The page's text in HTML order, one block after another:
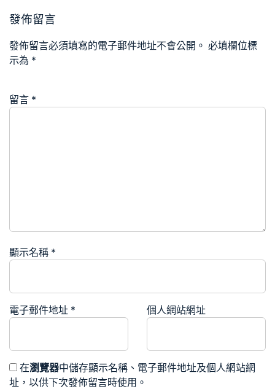
發佈留言
發佈留言必須填寫的電子郵件地址不會公開。 必填欄位標
示為 *
留言 *
顯示名稱 *
電子郵件地址 * 個人網站網址
在瀏覽器中儲存顯示名稱、電子郵件地址及個人網站網
址，以供下次發佈留言時使用。